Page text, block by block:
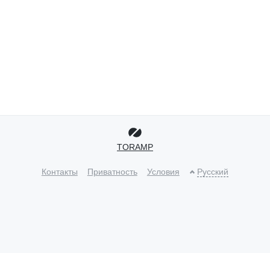
TORAMP
Контакты Приватность Условия Русский